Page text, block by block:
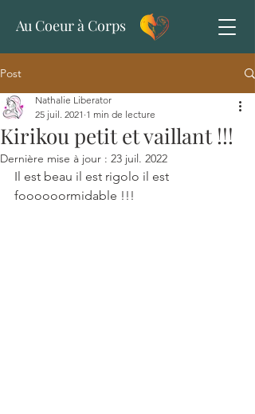
Au Coeur à Corps
Post
Kirikou petit et vaillant !!!
Nathalie Liberator
25 juil. 2021 1 min de lecture
Dernière mise à jour : 23 juil. 2022
Il est beau il est rigolo il est
foooooormidable !!!